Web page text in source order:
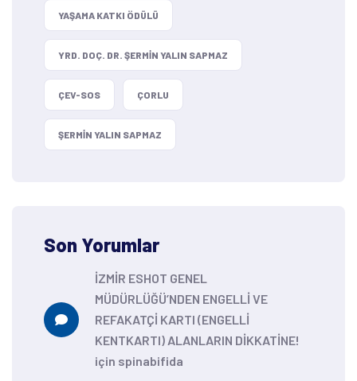
YAŞAMA KATKI ÖDÜLÜ
YRD. DOÇ. DR. ŞERMIN YALIN SAPMAZ
ÇEV-SOS ÇORLU
ŞERMIN YALIN SAPMAZ
Son Yorumlar
İZMİR ESHOT GENEL
MÜDÜRLÜĞÜ’NDEN ENGELLİ VE
REFAKATÇİ KARTI (ENGELLİ
KENTKARTI) ALANLARIN DİKKATİNE!
için spinabifida